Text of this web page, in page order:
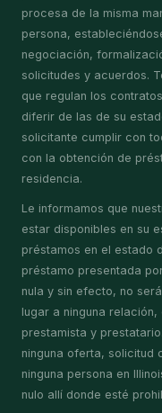
procesa de la misma
persona,
negociación,
solicitudes y acuerdos.
que regulan los
diferir de las de su
solicitante cumplir con
con la obtención de
residencia.
Le informamos que
estar disponibles en su
préstamos en el estado
préstamo presentada
nula y sin efecto, no
lugar a ninguna
prestamista y
ninguna oferta, solicitud
ninguna persona en
nulo allí donde esté